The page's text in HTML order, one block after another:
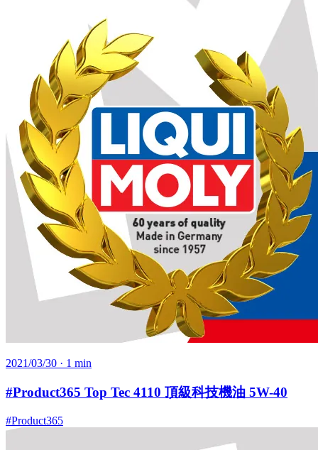
2021/03/30 · 1 min
#Product365 Top Tec 4110 頂級科技機油 5W-40
#Product365